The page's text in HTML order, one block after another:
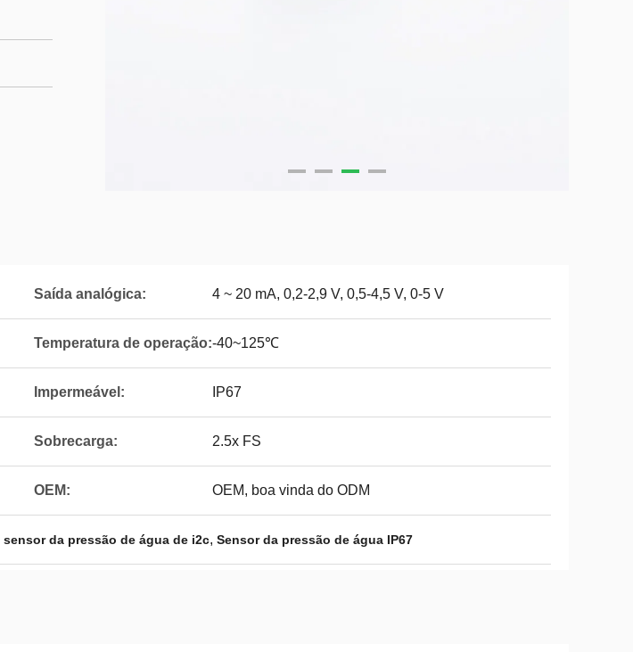
Saída analógica: 4 ~ 20 mA, 0,2-2,9 V, 0,5-4,5 V, 0-5 V
Temperatura de operação:-40~125℃
Impermeável: IP67
Sobrecarga: 2.5x FS
OEM: OEM, boa vinda do ODM
sensor da pressão de água de i2c, Sensor da pressão de água IP67